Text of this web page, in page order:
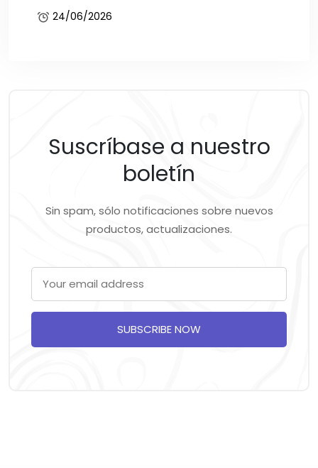
24/06/2026
Suscríbase a nuestro
boletín
Sin spam, sólo notificaciones sobre nuevos
productos, actualizaciones.
SUBSCRIBE NOW